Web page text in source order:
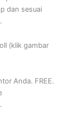
dan sesuai
(klik gambar
Anda. FREE.